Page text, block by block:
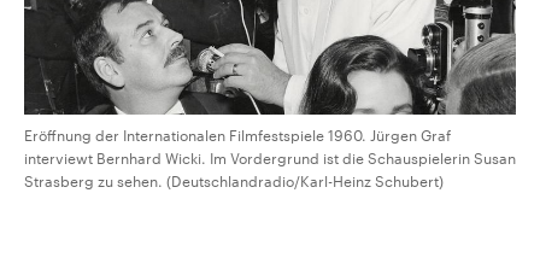
Eröffnung der Internationalen Filmfestspiele 1960. Jürgen Graf
interviewt Bernhard Wicki. Im Vordergrund ist die Schauspielerin Susan
Strasberg zu sehen. (Deutschlandradio/Karl-Heinz Schubert)